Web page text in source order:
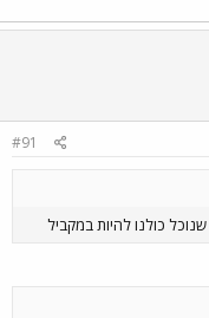
#91
כולנו להיות במקביל